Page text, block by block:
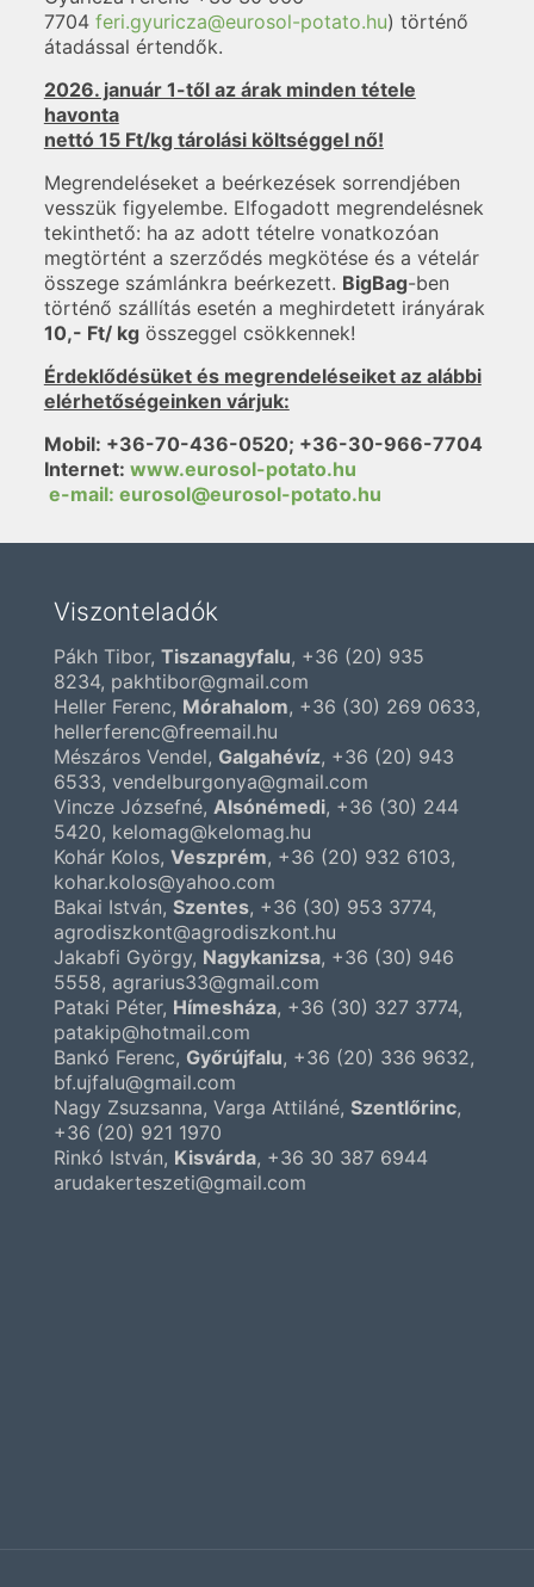
7704 feri.gyuricza@eurosol-potato.hu) történő
átadással értendők.
2026. január 1-től az árak minden tétele
havonta
nettó 15 Ft/kg tárolási költséggel nő!
Megrendeléseket a beérkezések sorrendjében
vesszük figyelembe. Elfogadott megrendelésnek
tekinthető: ha az adott tételre vonatkozóan
megtörtént a szerződés megkötése és a vételár
összege számlánkra beérkezett. BigBag-ben
történő szállítás esetén a meghirdetett irányárak
10,- Ft/ kgösszeggel csökkennek!
Érdeklődésüket és megrendeléseiket az alábbi
elérhetőségeinken várjuk:
Mobil: +36-70-436-0520; +36-30-966-7704
Internet: www.eurosol-potato.hu
e-mail: eurosol@eurosol-potato.hu
Viszonteladók
Pákh Tibor, Tiszanagyfalu, +36 (20) 935
8234, pakhtibor@gmail.com
Heller Ferenc, Mórahalom, +36 (30) 269 0633,
hellerferenc@freemail.hu
Mészáros Vendel, Galgahévíz, +36 (20) 943
6533, vendelburgonya@gmail.com
Vincze Józsefné, Alsónémedi, +36 (30) 244
5420, kelomag@kelomag.hu
Kohár Kolos, Veszprém, +36 (20) 932 6103,
kohar.kolos@yahoo.com
Bakai István, Szentes, +36 (30) 953 3774,
agrodiszkont@agrodiszkont.hu
Jakabfi György, Nagykanizsa, +36 (30) 946
5558, agrarius33@gmail.com
Pataki Péter, Hímesháza, +36 (30) 327 3774,
patakip@hotmail.com
Bankó Ferenc, Győrújfalu, +36 (20) 336 9632,
bf.ujfalu@gmail.com
Nagy Zsuzsanna, Varga Attiláné, Szentlőrinc,
+36 (20) 921 1970
Rinkó István, Kisvárda, +36 30 387 6944
arudakerteszeti@gmail.com